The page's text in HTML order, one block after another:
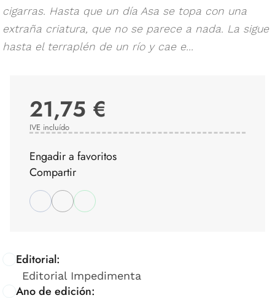
cigarras. Hasta que un día Asa se topa con una
extraña criatura, que no se parece a nada. La sigue
hasta el terraplén de un río y cae e...
Editorial:
Editorial Impedimenta
Ano de edición:
21,75 €
IVE incluído
Engadir a favoritos
Compartir